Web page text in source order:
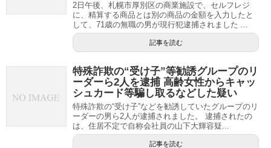
2日午後、札幌市厚別区の商業施設で、セルフレジ
に、精算する商品とは別の商品の金額を入力したと
して、71歳の無職の男が現行犯逮捕されました ...
記事を読む
特殊詐欺の“受け子”等勧誘グループのリ
ーダーら2人を逮捕 高齢女性からキャッ
シュカード等騙し取るなどした疑い
特殊詐欺の“受け子”などを勧誘していたグループのリ
ーダーの男ら2人が逮捕されました。 逮捕されたの
は、住居不定で自称会社員の山下大輝容疑...
記事を読む